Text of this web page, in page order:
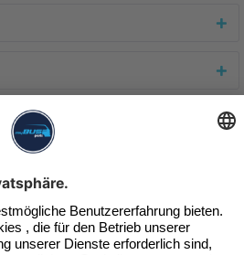
angesehen
Angebote & Infos